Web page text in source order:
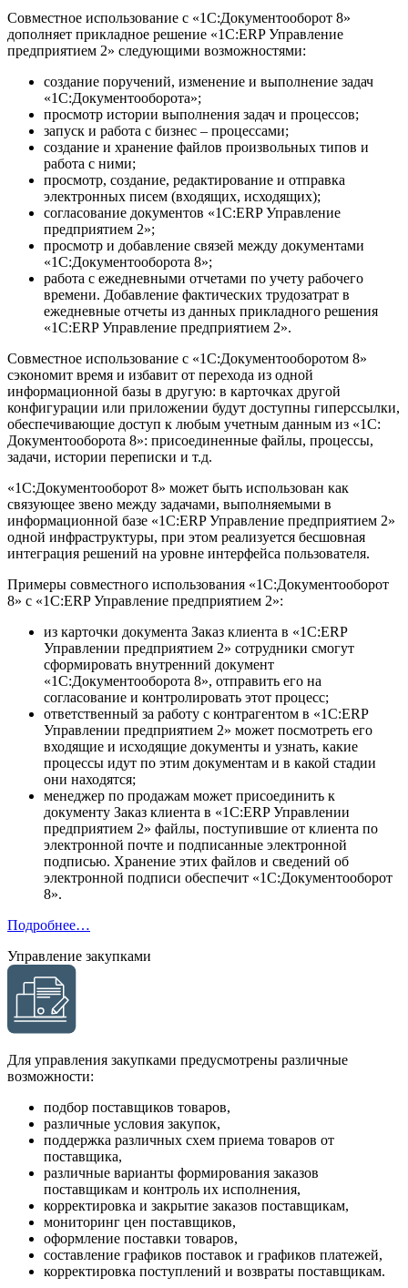
Совместное использование с «1С:Документооборот 8»
дополняет прикладное решение «1С:ERP Управление
предприятием 2» следующими возможностями:
создание поручений, изменение и выполнение задач
«1С:Документооборота»;
просмотр истории выполнения задач и процессов;
запуск и работа с бизнес – процессами;
создание и хранение файлов произвольных типов и
работа с ними;
просмотр, создание, редактирование и отправка
электронных писем (входящих, исходящих);
согласование документов «1С:ERP Управление
предприятием 2»;
просмотр и добавление связей между документами
«1С:Документооборота 8»;
работа с ежедневными отчетами по учету рабочего
времени. Добавление фактических трудозатрат в
ежедневные отчеты из данных прикладного решения
«1С:ERP Управление предприятием 2».
Совместное использование с «1С:Документооборотом 8»
сэкономит время и избавит от перехода из одной
информационной базы в другую: в карточках другой
конфигурации или приложении будут доступны гиперссылки,
обеспечивающие доступ к любым учетным данным из «1С:
Документооборота 8»: присоединенные файлы, процессы,
задачи, истории переписки и т.д.
«1С:Документооборот 8» может быть использован как
связующее звено между задачами, выполняемыми в
информационной базе «1С:ERP Управление предприятием 2»
одной инфраструктуры, при этом реализуется бесшовная
интеграция решений на уровне интерфейса пользователя.
Примеры совместного использования «1С:Документооборот
8» с «1С:ERP Управление предприятием 2»:
из карточки документа Заказ клиента в «1С:ERP
Управлении предприятием 2» сотрудники смогут
сформировать внутренний документ
«1С:Документооборота 8», отправить его на
согласование и контролировать этот процесс;
ответственный за работу с контрагентом в «1С:ERP
Управлении предприятием 2» может посмотреть его
входящие и исходящие документы и узнать, какие
процессы идут по этим документам и в какой стадии
они находятся;
менеджер по продажам может присоединить к
документу Заказ клиента в «1С:ERP Управлении
предприятием 2» файлы, поступившие от клиента по
электронной почте и подписанные электронной
подписью. Хранение этих файлов и сведений об
электронной подписи обеспечит «1С:Документооборот
8».
Подробнее…
Управление закупками
Для управления закупками предусмотрены различные
возможности:
подбор поставщиков товаров,
различные условия закупок,
поддержка различных схем приема товаров от
поставщика,
различные варианты формирования заказов
поставщикам и контроль их исполнения,
корректировка и закрытие заказов поставщикам,
мониторинг цен поставщиков,
оформление поставки товаров,
составление графиков поставок и графиков платежей,
корректировка поступлений и возвраты поставщикам.